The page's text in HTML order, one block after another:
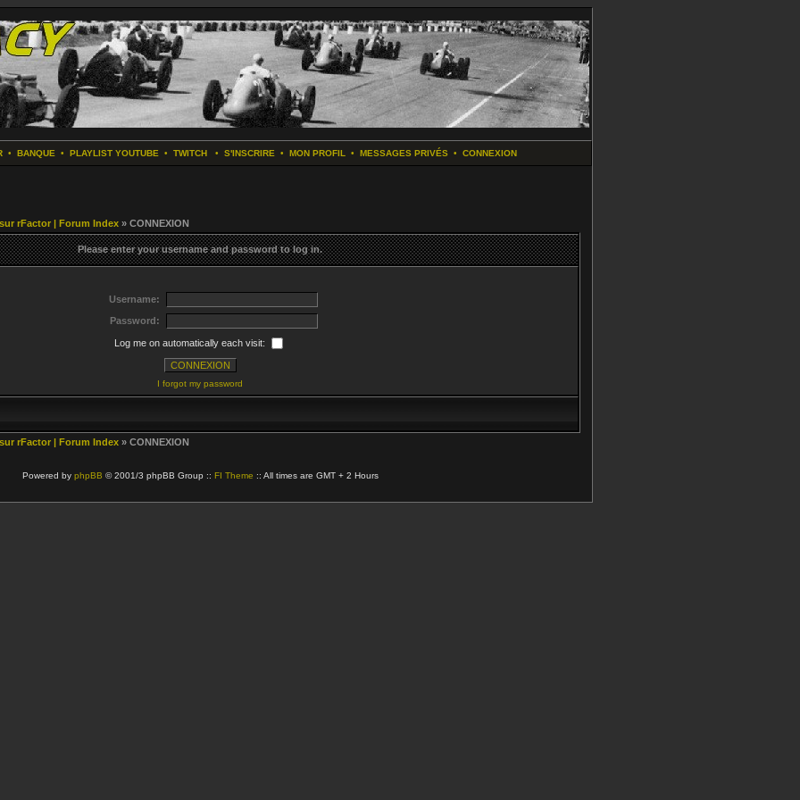
• BANQUE • PLAYLIST YOUTUBE • TWITCH• S'INSCRIRE • MON PROFIL • MESSAGES PRIVÉS• CONNEXION
rFactor | Forum Index » CONNEXION
Please enter your username and password to log in.
Username:
Password:
Log me on automatically each visit:
I forgot my password
rFactor | Forum Index » CONNEXION
Powered by phpBB © 2001/3 phpBB Group :: FI Theme :: All times are GMT + 2 Hours